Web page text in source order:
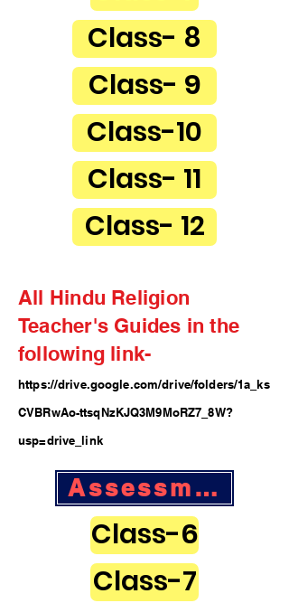
Class- 8
Class- 9
Class-10
Class- 11
Class- 12
All Hindu Religion
Teacher's Guides in the
following link-
https://drive.google.com/drive/folders/1a_ks
CVBRwAo-ttsqNzKJQ3M9MoRZ7_8W?
usp=drive_link
Assessment
Class-6
Class-7